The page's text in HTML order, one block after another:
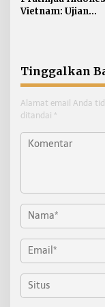
Vietnam: Ujian
Tinggalkan
Alamat email Anda
ditandai *